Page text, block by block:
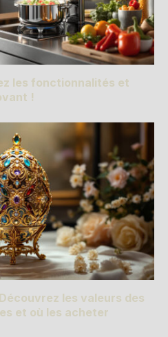
les fonctionnalités et
!
les valeurs des
et où les acheter